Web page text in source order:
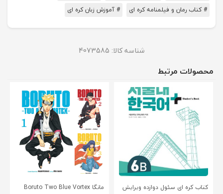
# کتاب رمان و فیلمنامه کره ای
# آموزش زبان کره ای
شناسه کالا: 4073585
محصولات مرتبط
کتاب کره ای سئول دوازده ویرایش
مانگا Boruto Two Blue Vortex